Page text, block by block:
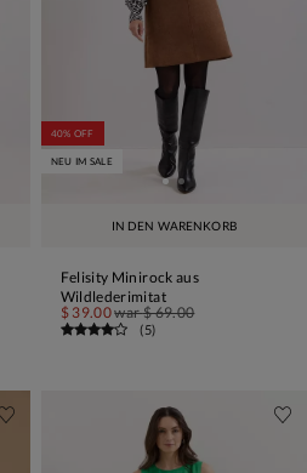
IN DEN WARENKORB
40% OFF
NEU IM SALE
Felisity Minirock aus
Wildlederimitat
$ 39.00war$ 69.00
(5)